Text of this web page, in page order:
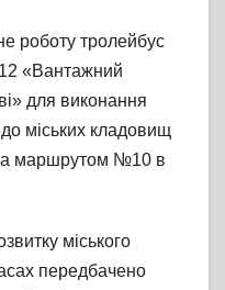
роботу тролейбус
«Вантажний
для виконання
міських кладовищ
маршрутом №10 в
міського
передбачено